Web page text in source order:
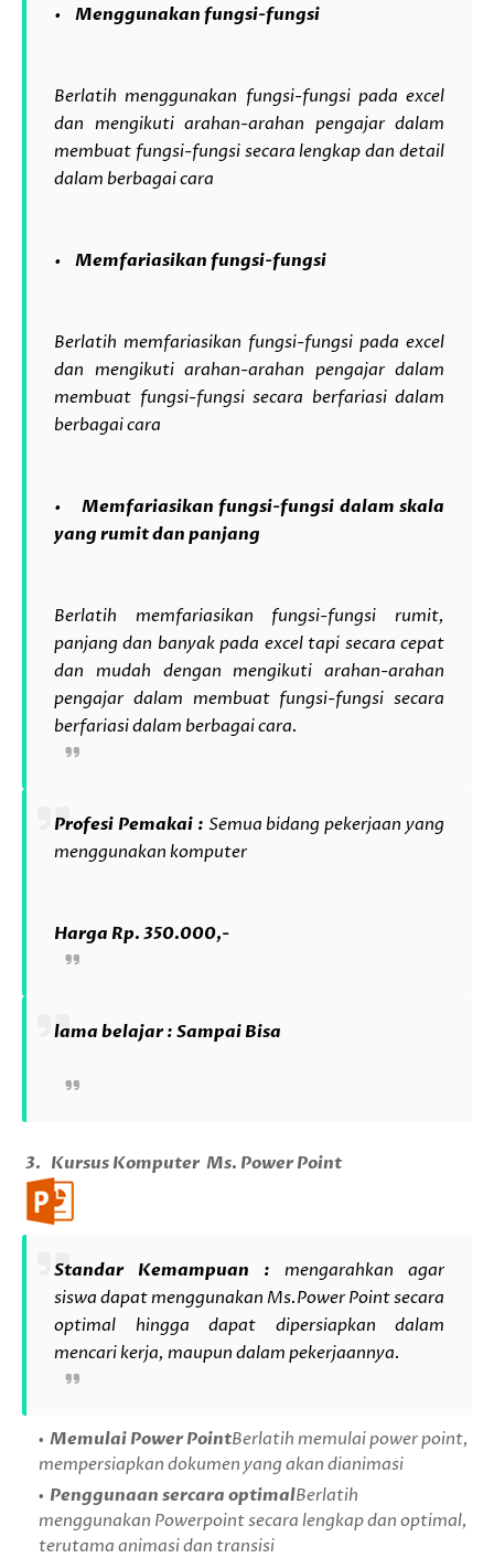
• Menggunakan fungsi-fungsi
Berlatih menggunakan fungsi-fungsi pada excel
dan mengikuti arahan-arahan pengajar dalam
membuat fungsi-fungsi secara lengkap dan detail
dalam berbagai cara
• Memfariasikan fungsi-fungsi
Berlatih memfariasikan fungsi-fungsi pada excel
dan mengikuti arahan-arahan pengajar dalam
membuat fungsi-fungsi secara berfariasi dalam
berbagai cara
• Memfariasikan fungsi-fungsi dalam skala
yang rumit dan panjang
Berlatih memfariasikan fungsi-fungsi rumit,
panjang dan banyak pada excel tapi secara cepat
dan mudah dengan mengikuti arahan-arahan
pengajar dalam membuat fungsi-fungsi secara
berfariasi dalam berbagai cara.
Profesi Pemakai : Semua bidang pekerjaan yang
menggunakan komputer
Harga Rp. 350.000,-
lama belajar : Sampai Bisa
3. Kursus Komputer Ms. Power Point
Standar Kemampuan : mengarahkan agar
siswa dapat menggunakan Ms.Power Point secara
optimal hingga dapat dipersiapkan dalam
mencari kerja, maupun dalam pekerjaannya.
Memulai Power PointBerlatih memulai power point,
mempersiapkan dokumen yang akan dianimasi
Penggunaan sercara optimalBerlatih
menggunakan Powerpoint secara lengkap dan optimal,
terutama animasi dan transisi